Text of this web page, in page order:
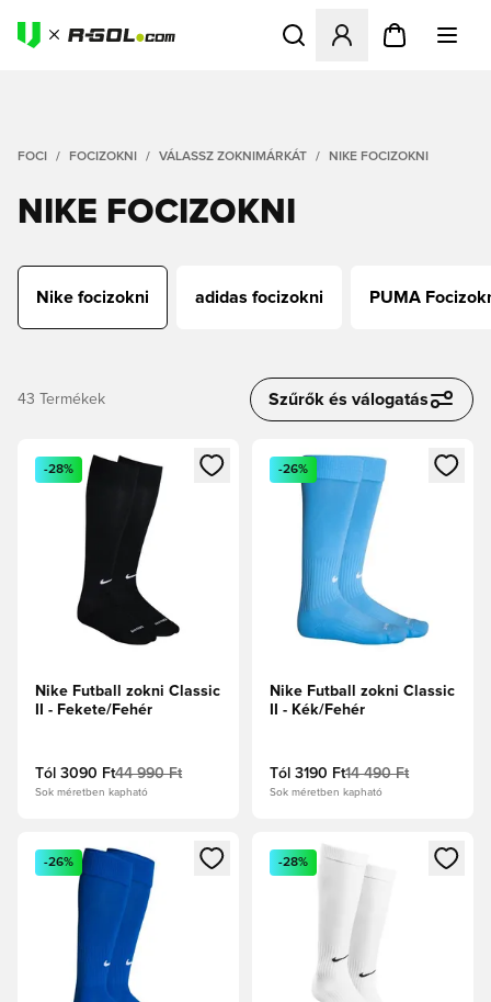
Megnyit egy modált a
FOCI FOCIZOKNI VÁLASSZ ZOKNIMÁRKÁT NIKE FOCIZOKNI
NIKE FOCIZOKNI
Nike focizokni adidas focizokni PUMA
43 Termékek Szűrők és válogatás
Megnyit egy modált a bejelentkezéshez vagy a tagként
-28%
Nike Futball zokni Classic
II - Fekete/Fehér
Tól 3090 Ft44 990 Ft
Sok méretben kapható
Megnyit egy modált a
-26%
Nike Futball zokni Classic
II - Kék/Fehér
Tól 3190 Ft14 490 Ft
Sok méretben kapható
Megnyit egy modált a bejelentkezéshez vagy a tagként
-26%
Megnyit egy modált a
-28%